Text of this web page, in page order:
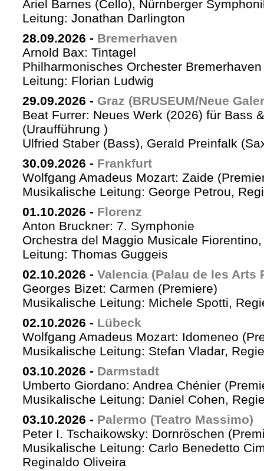
Ariel Barnes (Cello), Nürnberger
Leitung: Jonathan Darlington
28.09.2026 - Bremerhaven
Arnold Bax: Tintagel
Philharmonisches Orchester
Leitung: Florian Ludwig
29.09.2026 - Graz (BRUSEUM/Neue
Beat Furrer: Neues Werk (2026) für Bass
(Uraufführung )
Ulfried Staber (Bass), Gerald Preinfalk
30.09.2026 - Frankfurt
Wolfgang Amadeus Mozart: Zaide
Musikalische Leitung: George Petrou,
01.10.2026 - Florenz
Anton Bruckner: 7. Symphonie
Orchestra del Maggio Musicale
Leitung: Thomas Guggeis
02.10.2026 - Valencia (Palau de les Arts
Georges Bizet: Carmen (Premiere)
Musikalische Leitung: Michele Spotti,
02.10.2026 - Lübeck
Wolfgang Amadeus Mozart: Idomeneo
Musikalische Leitung: Stefan Vladar,
03.10.2026 - Darmstadt
Umberto Giordano: Andrea Chénier
Musikalische Leitung: Daniel Cohen,
03.10.2026 - Palermo (Teatro Massimo)
Peter I. Tschaikowsky: Dornröschen
Musikalische Leitung: Carlo Benedetto
Reginaldo Oliveira